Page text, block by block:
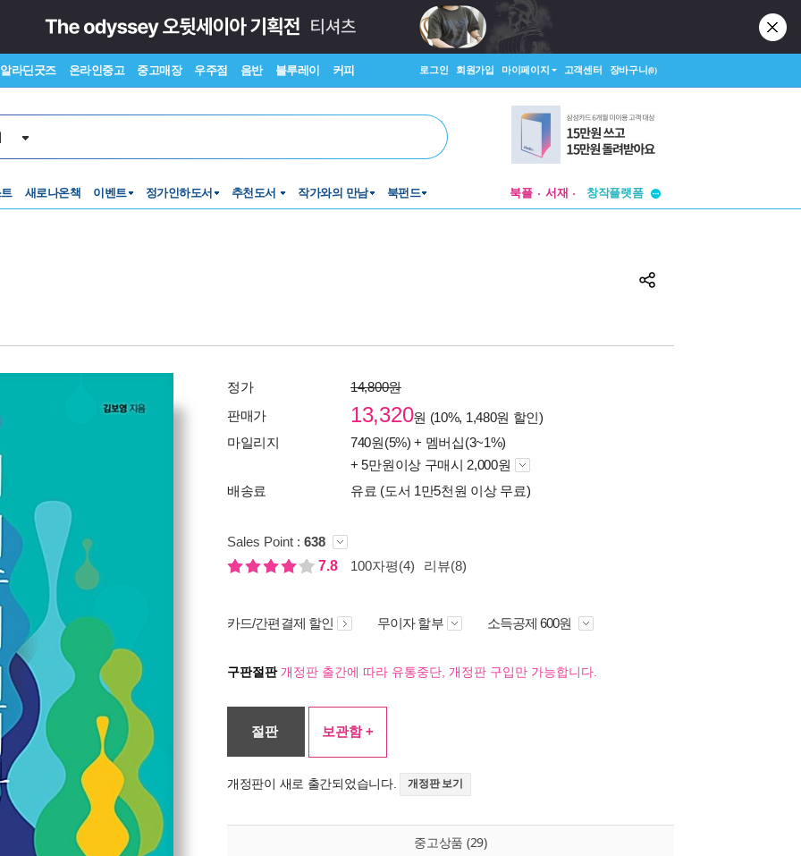
알라딘굿즈 온라인중고 중고매장 우주점 음반 블루레이 커피 로그인 회원가입 마이페이지 고객센터 장바구니(0)
새로나온책 이벤트 정가인하도서 추천도서 작가와의 만남 북펀드 북플 서재
창작플랫폼
정가
14,800원
판매가
13,320원 (10%, 1,480원 할인)
마일리지
740원(5%) + 멤버십(3~1%)
+ 5만원이상 구매시 2,000원
배송료
유료 (도서 1만5천원 이상 무료)
Sales Point : 638
7.8
100자평(4) 리뷰(8)
카드/간편결제 할인 무이자 할부 소득공제 600원
구판절판개정판 출간에 따라 유통중단, 개정판 구입만 가능합니다.
절판 보관함 +
개정판이 새로 출간되었습니다. 개정판 보기
중고상품 (29)